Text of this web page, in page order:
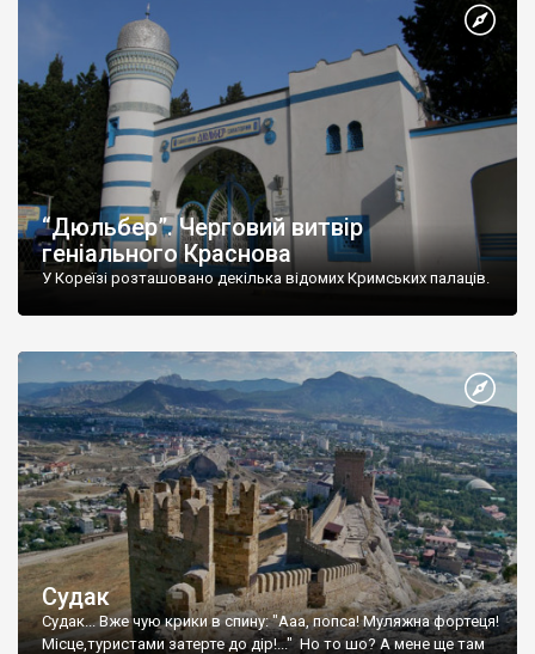
“Дюльбер”. Черговий витвір
геніального Краснова
У Кореїзі розташовано декілька відомих Кримських палаців.
Судак
Судак... Вже чую крики в спину: "Ааа, попса! Муляжна фортеця!
Місце,туристами затерте до дір!..." Но то шо? А мене ще там